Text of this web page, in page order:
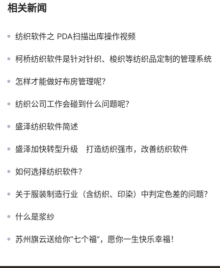
相关新闻
纺织软件之 PDA扫描出库操作视频
柯桥纺织软件是针对针织、梭织等纺织品定制的管理系统
怎样才能做好布房管理呢？
纺织公司工作会碰到什么问题呢？
盛泽纺织软件简述
盛泽加快转型升级 打造纺织强市，改善纺织软件
如何选择纺织软件？
关于服装制造行业（含纺织、印染）中判定色差的问题？
什么是浆纱
苏州旗云送给你”七个福”，愿你一生快乐幸福！